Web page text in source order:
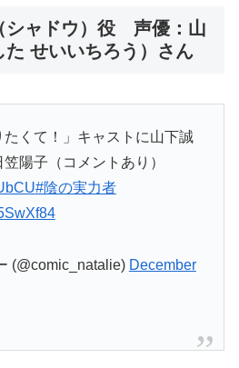
シャドウ）役 声優：山
せいいちろう）さん
たくて！」キャストに山下誠
陽子（コメントあり）
#陰の実力者
(@comic_natalie) December